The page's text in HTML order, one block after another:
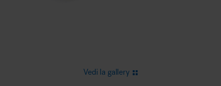
Vedi la gallery